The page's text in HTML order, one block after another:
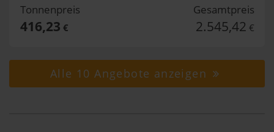
Tonnenpreis
416,23 €
Gesamtpreis
2.545,42 €
Alle 10 Angebote anzeigen